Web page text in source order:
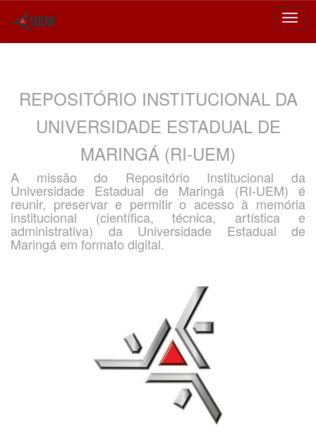
REPOSITÓRIO INSTITUCIONAL DA
UNIVERSIDADE ESTADUAL DE
MARINGÁ (RI-UEM)
A missão do Repositório Institucional da
Universidade Estadual de Maringá (RI-UEM) é
reunir, preservar e permitir o acesso à memória
institucional (científica, técnica, artística e
administrativa) da Universidade Estadual de
Maringá em formato digital.